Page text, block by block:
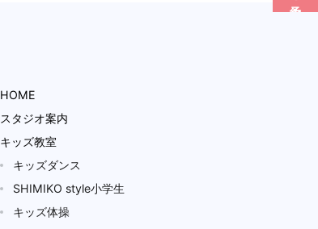
HOME
スタジオ案内
キッズ教室
キッズダンス
SHIMIKO style小学生
キッズ体操